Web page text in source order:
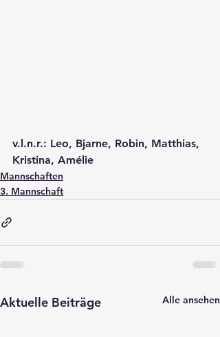
v.l.n.r.: Leo, Bjarne, Robin, Matthias,
Kristina, Amélie
Mannschaften
3. Mannschaft
Aktuelle Beiträge Alle ansehen